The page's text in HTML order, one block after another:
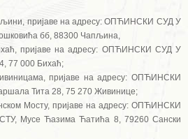
пријаве на адресу: ОПЋИНСКИ СУД У
бб, 88300 Чапљина,
пријаве на адресу: ОПЋИНСКИ СУД У
77 000 Бихаћ;
пријаве на адресу: ОПЋИНСКИ
Тита 28, 75 270 Живинице;
Мосту, пријаве на адресу: ОПЋИНСКИ
Мусе Ћазима Ћатића 8, 79260 Сански